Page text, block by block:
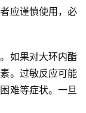
应谨慎使用，必
如果对大环内酯
。过敏反应可能
难等症状。一旦